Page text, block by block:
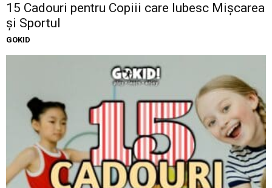
15 Cadouri pentru Copiii care Iubesc Mișcarea
și Sportul
GOKID